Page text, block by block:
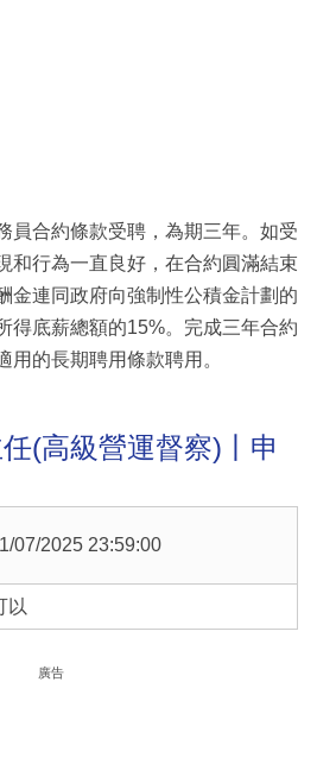
員合約條款受聘，為期三年。如受
和行為一直良好，在合約圓滿結束
金連同政府向強制性公積金計劃的
得底薪總額的15%。完成三年合約
用的長期聘用條款聘用。
(高級營運督察)丨申
07/2025 23:59:00
以
廣告